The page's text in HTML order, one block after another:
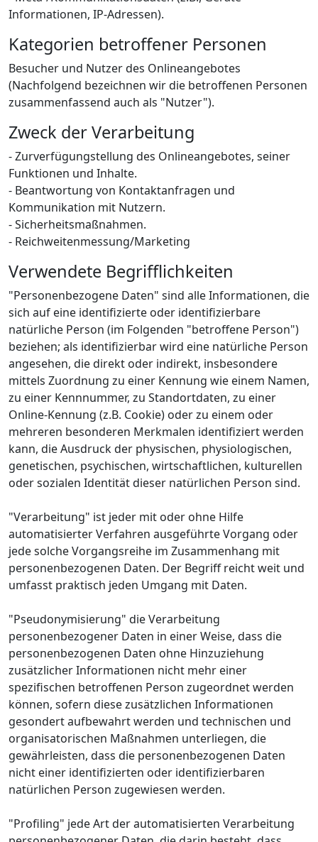
Informationen, IP-Adressen).
Kategorien betroffener Personen
Besucher und Nutzer des Onlineangebotes
(Nachfolgend bezeichnen wir die betroffenen Personen
zusammenfassend auch als "Nutzer").
Zweck der Verarbeitung
- Zurverfügungstellung des Onlineangebotes, seiner
Funktionen und Inhalte.
- Beantwortung von Kontaktanfragen und
Kommunikation mit Nutzern.
- Sicherheitsmaßnahmen.
- Reichweitenmessung/Marketing
Verwendete Begrifflichkeiten
"Personenbezogene Daten" sind alle Informationen, die
sich auf eine identifizierte oder identifizierbare
natürliche Person (im Folgenden "betroffene Person")
beziehen; als identifizierbar wird eine natürliche Person
angesehen, die direkt oder indirekt, insbesondere
mittels Zuordnung zu einer Kennung wie einem Namen,
zu einer Kennnummer, zu Standortdaten, zu einer
Online-Kennung (z.B. Cookie) oder zu einem oder
mehreren besonderen Merkmalen identifiziert werden
kann, die Ausdruck der physischen, physiologischen,
genetischen, psychischen, wirtschaftlichen, kulturellen
oder sozialen Identität dieser natürlichen Person sind.
"Verarbeitung" ist jeder mit oder ohne Hilfe
automatisierter Verfahren ausgeführte Vorgang oder
jede solche Vorgangsreihe im Zusammenhang mit
personenbezogenen Daten. Der Begriff reicht weit und
umfasst praktisch jeden Umgang mit Daten.
"Pseudonymisierung" die Verarbeitung
personenbezogener Daten in einer Weise, dass die
personenbezogenen Daten ohne Hinzuziehung
zusätzlicher Informationen nicht mehr einer
spezifischen betroffenen Person zugeordnet werden
können, sofern diese zusätzlichen Informationen
gesondert aufbewahrt werden und technischen und
organisatorischen Maßnahmen unterliegen, die
gewährleisten, dass die personenbezogenen Daten
nicht einer identifizierten oder identifizierbaren
natürlichen Person zugewiesen werden.
"Profiling" jede Art der automatisierten Verarbeitung